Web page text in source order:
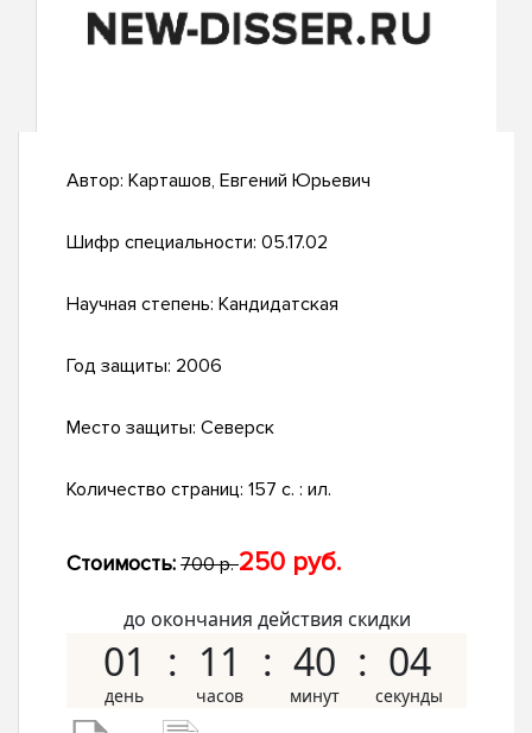
Автор: Карташов, Евгений Юрьевич
Шифр специальности: 05.17.02
Научная степень: Кандидатская
Год защиты: 2006
Место защиты: Северск
Количество страниц: 157 с. : ил.
Стоимость: 700 р.250 руб.
до окончания действия скидки
01 11 40 03